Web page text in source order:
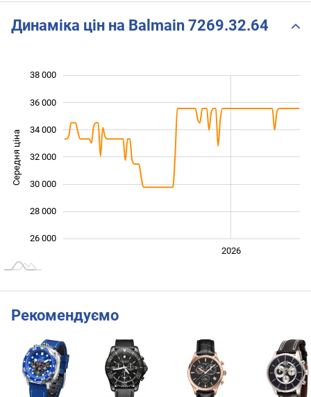
Динаміка цін на Balmain 7269.32.64
Середня ціна 26 000
26 000
28 000
30 000
32 000
34 000
36 000
38 000
2026
Рекомендуємо